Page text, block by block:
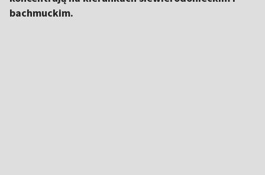
bachmuckim.